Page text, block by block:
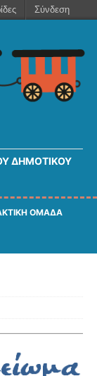
ΔΗΜΟΤΙΚΟΎ
ΟΜΑΔΑ
Σύνδεση